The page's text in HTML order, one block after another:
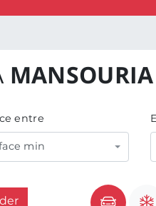
MANSOURIA
entre
min